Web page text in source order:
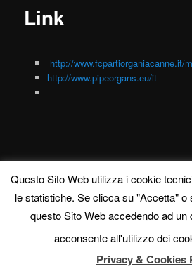
Link
http://www.fcpartiorganiacanne.it/
http://www.pipeorgans.eu/it
Informativa estesa – Privacy & Cookies
WordPress
Questo Sito Web utilizza i cookie
le statistiche. Se clicca su "Accetta" o
questo Sito Web accedendo ad un
acconsente all'utilizzo dei
Privacy & Cookies